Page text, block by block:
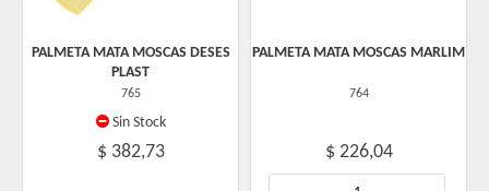
PALMETA MATA MOSCAS DESES
PLAST
765
Sin Stock
$ 382,73
PALMETA MATA MOSCAS MARLIM
764
$ 226,04